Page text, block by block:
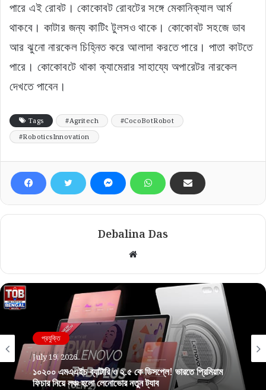
পারে এই রোবট। কোকোবট রোবটের সঙ্গে মেকানিক্যাল আর্ম
থাকবে। কাটার জন্য কাটিং টুলসও থাকে। কোকোবট সহজে ডাব
আর ঝুনো নারকেল চিহ্নিত করে আলাদা করতে পারে। পাতা কাটতে
পারে। কোকোবটে থাকা ক্যামেরার সাহায্যে অপারেটর নারকেল
দেখতে পাবেন।
Tags #Agritech
#CocoBotRobot
#RoboticsInnovation
Debalina Das
Website
প্রযুক্তি
July 19, 2026
১০২০০ এমএএইচ ব্যাটারি ও ২.৫ কে ডিসপ্লে! ভারতে প্রিমিয়াম
ফিচার নিয়ে লঞ্চ হলো লেনোভোর নতুন ট্যাব